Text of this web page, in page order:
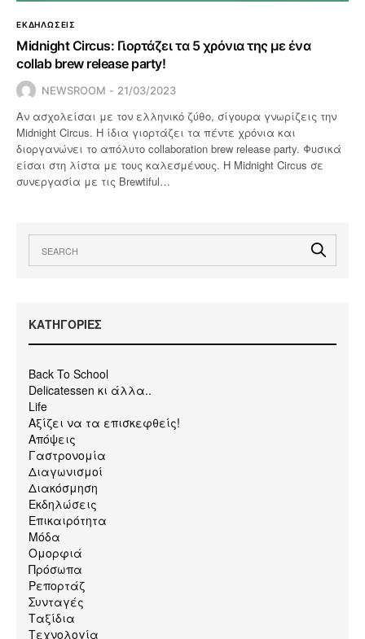
ΕΚΔΗΛΩΣΕΙΣ
Midnight Circus: Γιορτάζει τα 5 χρόνια της με ένα
collab brew release party!
NEWSROOM 21/03/2023
Αν ασχολείσαι με τον ελληνικό ζύθο, σίγουρα γνωρίζεις την
Midnight Circus. Η ίδια γιορτάζει τα πέντε χρόνια και
διοργανώνει το απόλυτο collaboration brew release party. Φυσικά
είσαι στη λίστα με τους καλεσμένους. Η Midnight Circus σε
συνεργασία με τις Brewtiful…
KΑΤΗΓΟΡΙΕΣ
Back To School
Delicatessen κι άλλα..
Life
Αξίζει να τα επισκεφθείς!
Απόψεις
Γαστρονομία
Διαγωνισμοί
Διακόσμηση
Εκδηλώσεις
Επικαιρότητα
Μόδα
Ομορφιά
Πρόσωπα
Ρεπορτάζ
Συνταγές
Ταξίδια
Τεχνολογία